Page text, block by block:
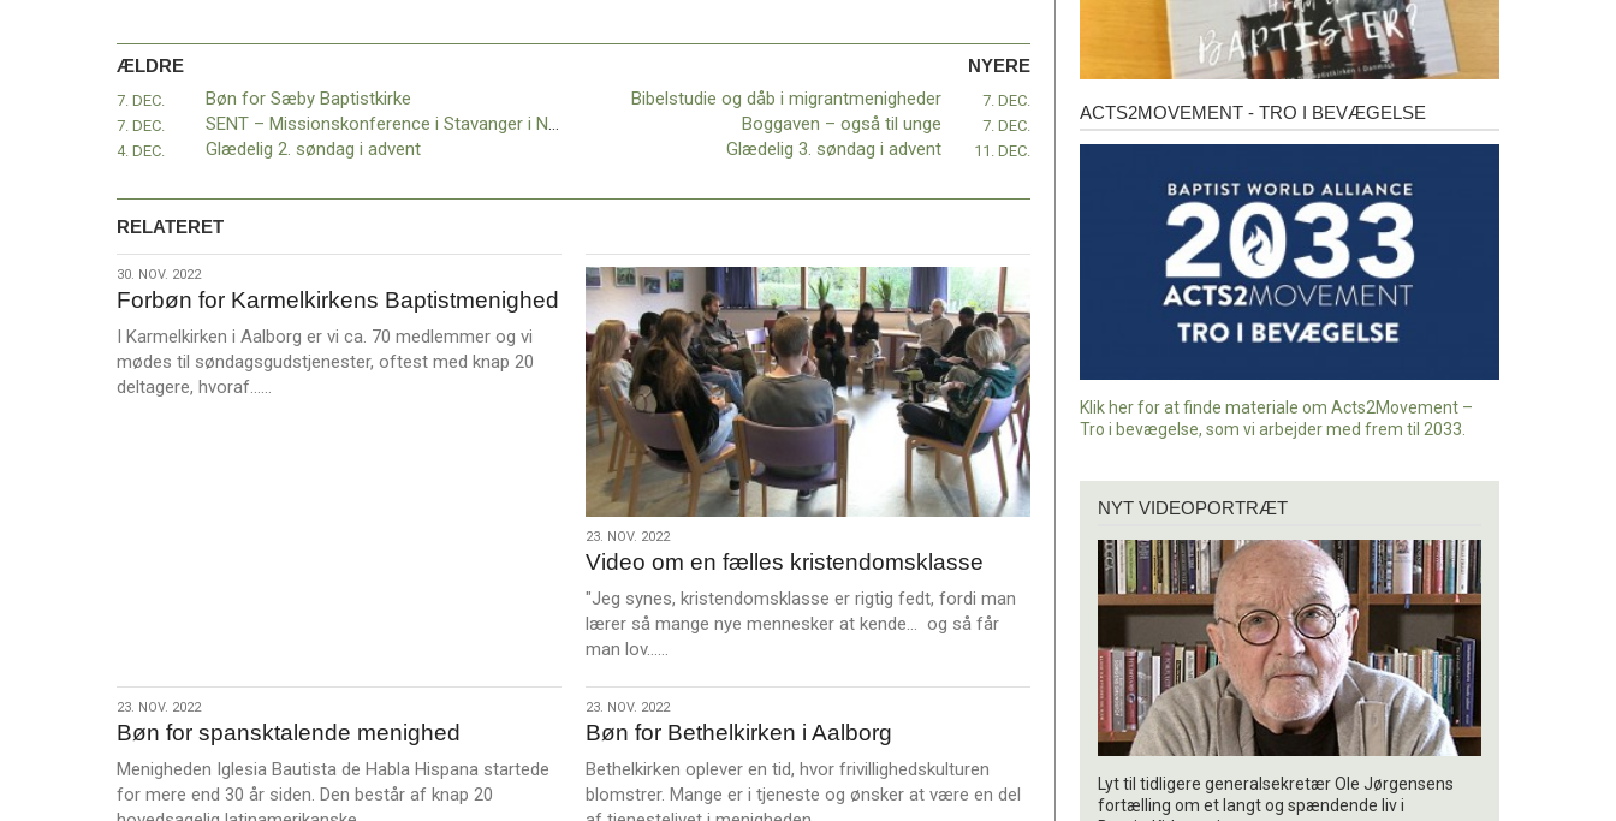
migrantmenighederForrige
ÆLDRE
7. DEC. Bøn for Sæby Baptistkirke
7. DEC. SENT – Missionskonference i Stavanger i Norge 2.-9. juli 2023
4. DEC. Glædelig 2. søndag i advent
NYERE
Bibelstudie og dåb i migrantmenigheder 7. DEC.
Boggaven – også til unge 7. DEC.
Glædelig 3. søndag i advent 11. DEC.
RELATERET
30.
nov.
2022
30. NOV. 2022
Forbøn for Karmelkirkens Baptistmenighed
I Karmelkirken i Aalborg er vi ca. 70 medlemmer og vi
mødes til søndagsgudstjenester, oftest med knap 20
deltagere, hvoraf……
23.
nov.
2022
23. NOV. 2022
Video om en fælles kristendomsklasse
"Jeg synes, kristendomsklasse er rigtig fedt, fordi man
lærer så mange nye mennesker at kende... og så får
man lov……
s
m
r
e
23.
nov.
2022
23. NOV. 2022
Bøn for spansktalende menighed
Menigheden Iglesia Bautista de Habla Hispana startede
for mere end 30 år siden. Den består af knap 20
23.
nov.
2022
23. NOV. 2022
Bøn for Bethelkirken i Aalborg
Bethelkirken oplever en tid, hvor frivillighedskulturen
blomstrer. Mange er i tjeneste og ønsker at være en del
Acts2Movement
ACTS2MOVEMENT - TRO I BEVÆGELSE
Klik her for at finde materiale om Acts2Movement –
Tro i bevægelse, som vi arbejder med frem til 2033.
videoportræt
NYT VIDEOPORTRÆT
Lyt til tidligere generalsekretær Ole Jørgensens
fortælling om et langt og spændende liv i